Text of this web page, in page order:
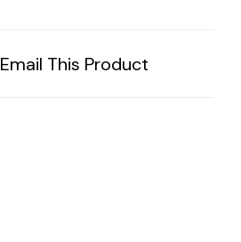
Email This Product